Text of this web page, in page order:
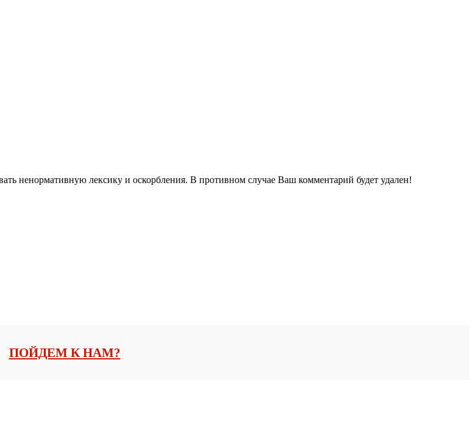
ненормативную лексику и оскорбления. В противном случае Ваш комментарий будет удален!
ПОЙДЕМ К НАМ?